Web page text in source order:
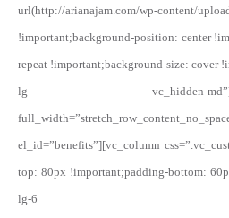
url(http://arianajam.com/wp-content/
!important;background-position: center
repeat !important;background-size: cover
lg vc_hidden-md”][/
el_id=”benefits”][vc_column
top: 80px !important;padding-bottom:
lg-6 vc_col-md-